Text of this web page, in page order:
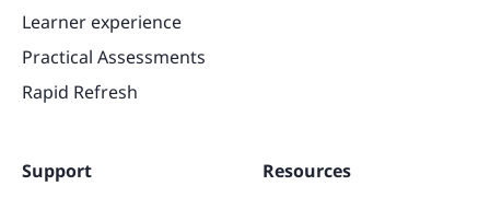
Learner experience
Practical Assessments
Rapid Refresh
Support Resources